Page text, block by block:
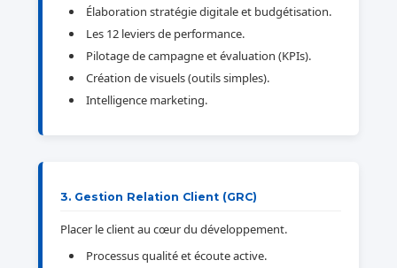
Élaboration stratégie digitale et budgétisation.
Les 12 leviers de performance.
Pilotage de campagne et évaluation (KPIs).
Création de visuels (outils simples).
Intelligence marketing.
3. Gestion Relation Client (GRC)
Placer le client au cœur du développement.
Processus qualité et écoute active.